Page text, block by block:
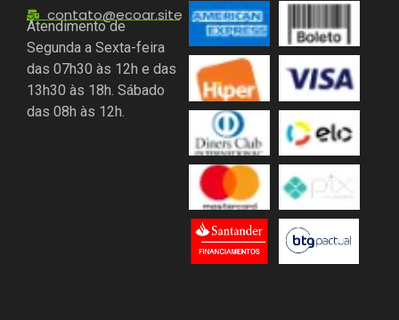
contato@ecoar.site
Atendimento de
Segunda a Sexta-feira
das 07h30 às 12h e das
13h30 às 18h. Sábado
das 08h às 12h.